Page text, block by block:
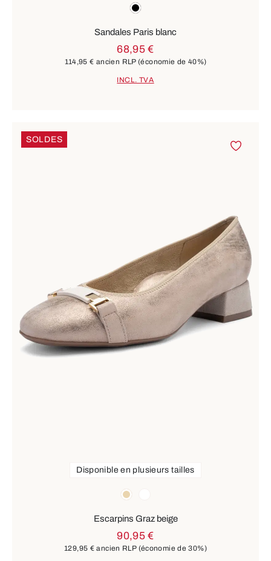
noir
Sandales Paris blanc
68,95 €
114,95 € ancien RLP(économie de 40%)
INCL. TVA
SOLDES
beige
Disponible en plusieurs tailles
Escarpins Graz beige
90,95 €
129,95 € ancien RLP (économie de 30%)